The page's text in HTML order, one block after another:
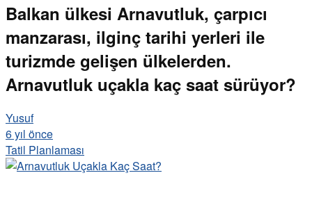
Balkan ülkesi Arnavutluk, çarpıcı
manzarası, ilginç tarihi yerleri ile
turizmde gelişen ülkelerden.
Arnavutluk uçakla kaç saat sürüyor?
Yusuf
6 yıl önce
Tatil Planlaması